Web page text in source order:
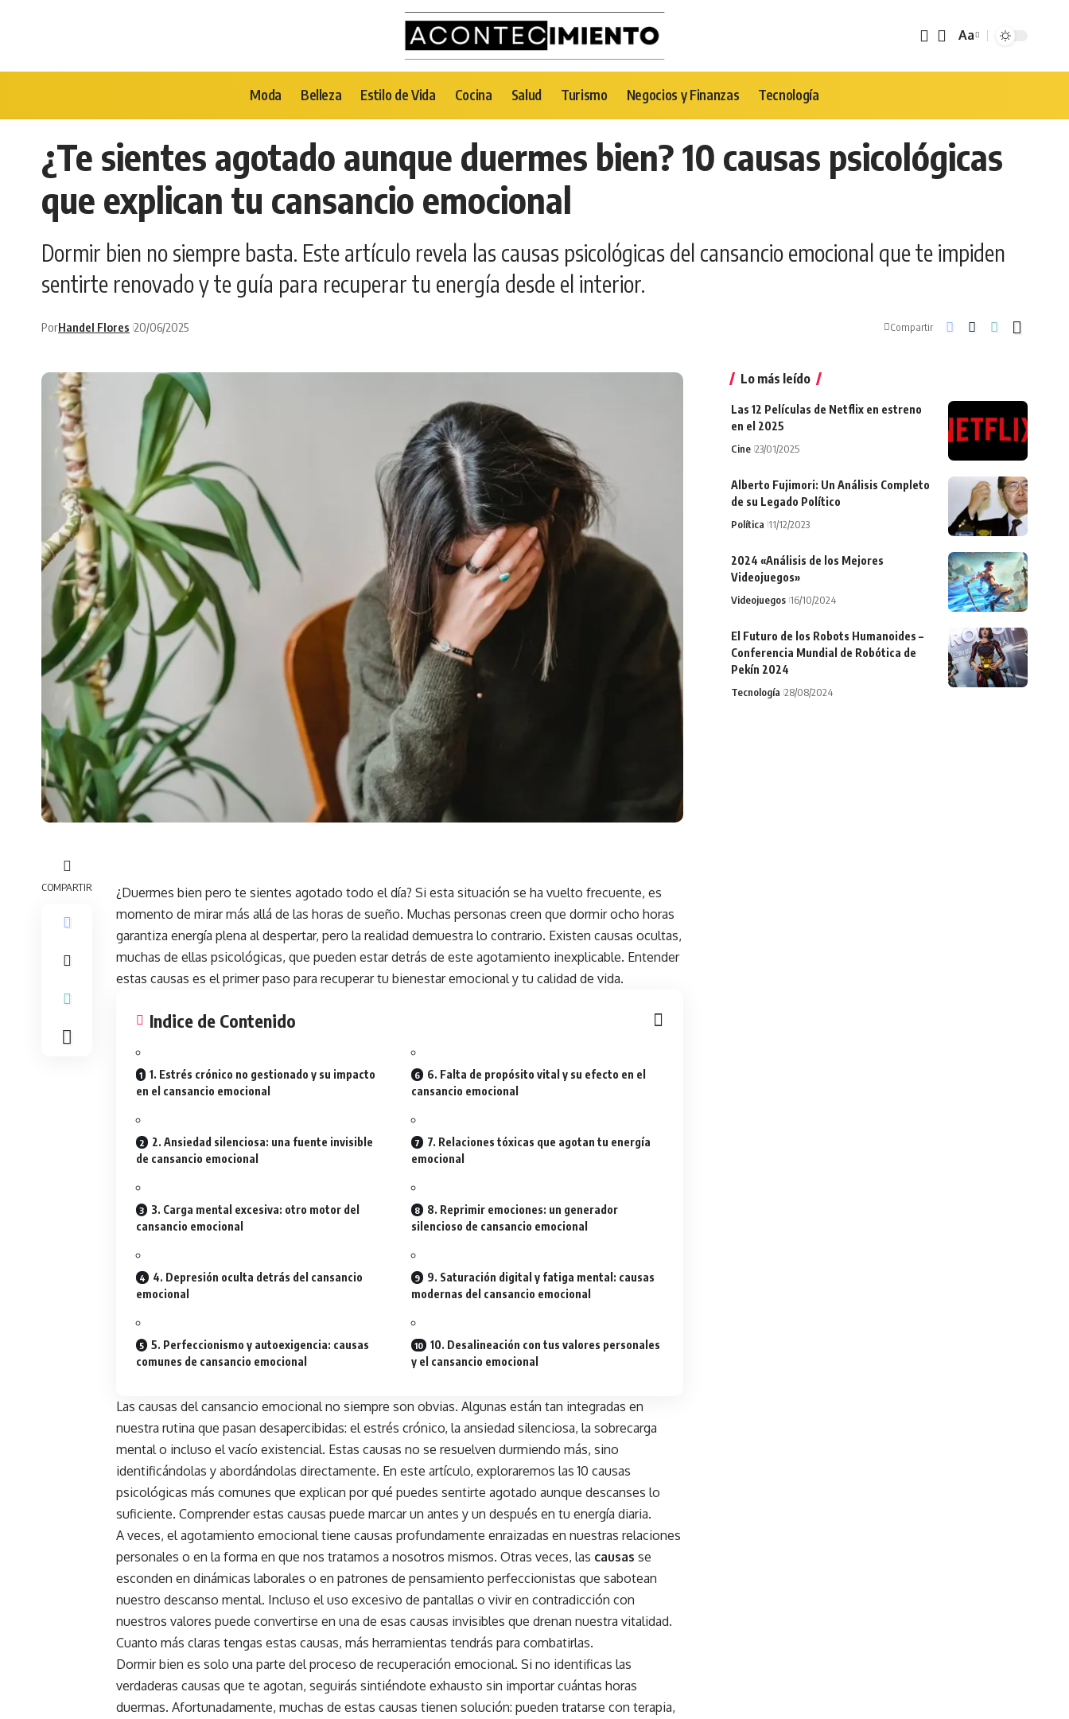
Tamaño
Aa
Moda Belleza Estilo de Vida Cocina Salud Turismo Negocios y Finanzas Tecnología
¿Te sientes agotado aunque duermes bien? 10 causas psicológicas
que explican tu cansancio emocional
Dormir bien no siempre basta. Este artículo revela las causas psicológicas del cansancio emocional que te impiden
sentirte renovado y te guía para recuperar tu energía desde el interior.
PorHandel Flores 20/06/2025 Compartir
COMPARTIR ¿Duermes bien pero te sientes agotado todo el día? Si esta situación se ha vuelto frecuente, es
momento de mirar más allá de las horas de sueño. Muchas personas creen que dormir ocho horas
garantiza energía plena al despertar, pero la realidad demuestra lo contrario. Existen causas ocultas,
muchas de ellas psicológicas, que pueden estar detrás de este agotamiento inexplicable. Entender
estas causas es el primer paso para recuperar tu bienestar emocional y tu calidad de vida.
Indice de Contenido
1. Estrés crónico no gestionado y su impacto
en el cansancio emocional
2. Ansiedad silenciosa: una fuente invisible
de cansancio emocional
3. Carga mental excesiva: otro motor del
cansancio emocional
4. Depresión oculta detrás del cansancio
emocional
5. Perfeccionismo y autoexigencia: causas
comunes de cansancio emocional
6. Falta de propósito vital y su efecto en el
cansancio emocional
7. Relaciones tóxicas que agotan tu energía
emocional
8. Reprimir emociones: un generador
silencioso de cansancio emocional
9. Saturación digital y fatiga mental: causas
modernas del cansancio emocional
10. Desalineación con tus valores personales
y el cansancio emocional
Las causas del cansancio emocional no siempre son obvias. Algunas están tan integradas en
nuestra rutina que pasan desapercibidas: el estrés crónico, la ansiedad silenciosa, la sobrecarga
mental o incluso el vacío existencial. Estas causas no se resuelven durmiendo más, sino
identificándolas y abordándolas directamente. En este artículo, exploraremos las 10 causas
psicológicas más comunes que explican por qué puedes sentirte agotado aunque descanses lo
suficiente. Comprender estas causas puede marcar un antes y un después en tu energía diaria.
A veces, el agotamiento emocional tiene causas profundamente enraizadas en nuestras relaciones
personales o en la forma en que nos tratamos a nosotros mismos. Otras veces, las causas se
esconden en dinámicas laborales o en patrones de pensamiento perfeccionistas que sabotean
nuestro descanso mental. Incluso el uso excesivo de pantallas o vivir en contradicción con
nuestros valores puede convertirse en una de esas causas invisibles que drenan nuestra vitalidad.
Cuanto más claras tengas estas causas, más herramientas tendrás para combatirlas.
Dormir bien es solo una parte del proceso de recuperación emocional. Si no identificas las
verdaderas causas que te agotan, seguirás sintiéndote exhausto sin importar cuántas horas
duermas. Afortunadamente, muchas de estas causas tienen solución: pueden tratarse con terapia,
Lo más leído
Las 12 Películas de Netflix en estreno
en el 2025
Cine 23/01/2025
Alberto Fujimori: Un Análisis Completo
de su Legado Político
Política 11/12/2023
2024 «Análisis de los Mejores
Videojuegos»
Videojuegos 16/10/2024
El Futuro de los Robots Humanoides –
Conferencia Mundial de Robótica de
Pekín 2024
Tecnología 28/08/2024